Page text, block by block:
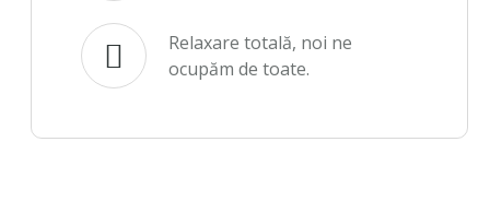
Relaxare totală, noi ne
ocupăm de toate.